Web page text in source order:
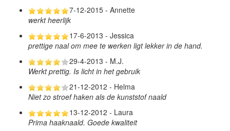
7-12-2015 - Annette
werkt heerlijk
17-6-2013 - Jessica
prettige naal om mee te werken ligt lekker in de hand.
29-4-2013 - M.J.
Werkt prettig. Is licht in het gebruik
21-12-2012 - Helma
Niet zo stroef haken als de kunststof naald
13-12-2012 - Laura
Prima haaknaald. Goede kwaliteit